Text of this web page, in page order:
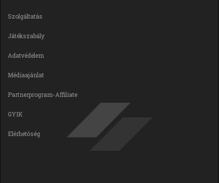
Szolgáltatás
Játékszabály
Adatvédelem
Médiaajánlat
Partnerprogram-Affiliate
GYIK
Elérhetőség